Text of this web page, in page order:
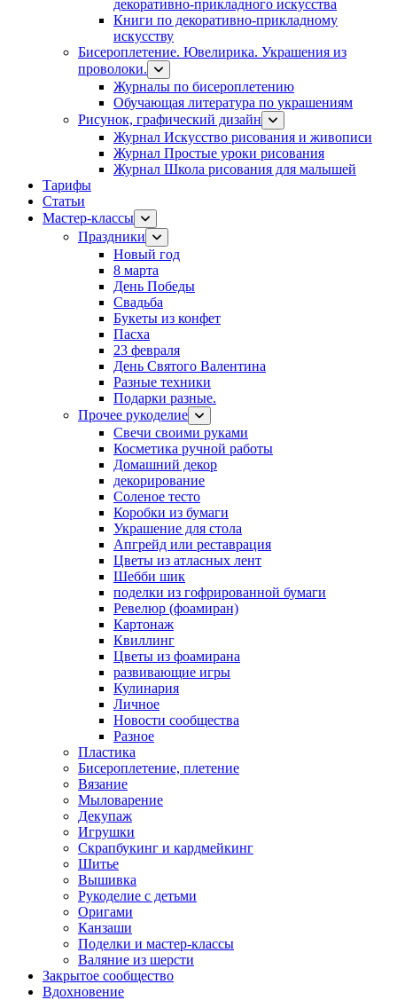
декоративно-прикладного искусства
Книги по декоративно-прикладному
искусству
Бисероплетение. Ювелирика. Украшения из
проволоки.
Журналы по бисероплетению
Обучающая литература по украшениям
Рисунок, графический дизайн
Журнал Искусство рисования и живописи
Журнал Простые уроки рисования
Журнал Школа рисования для малышей
Тарифы
Статьи
Мастер-классы
Праздники
Новый год
8 марта
День Победы
Свадьба
Букеты из конфет
Пасха
23 февраля
День Святого Валентина
Разные техники
Подарки разные.
Прочее рукоделие
Свечи своими руками
Косметика ручной работы
Домашний декор
декорирование
Соленое тесто
Коробки из бумаги
Украшение для стола
Апгрейд или реставрация
Цветы из атласных лент
Шебби шик
поделки из гофрированной бумаги
Ревелюр (фоамиран)
Картонаж
Квиллинг
Цветы из фоамирана
развивающие игры
Кулинария
Личное
Новости сообщества
Разное
Пластика
Бисероплетение, плетение
Вязание
Мыловарение
Декупаж
Игрушки
Скрапбукинг и кардмейкинг
Шитье
Вышивка
Рукоделие с детьми
Оригами
Канзаши
Поделки и мастер-классы
Валяние из шерсти
Закрытое сообщество
Вдохновение